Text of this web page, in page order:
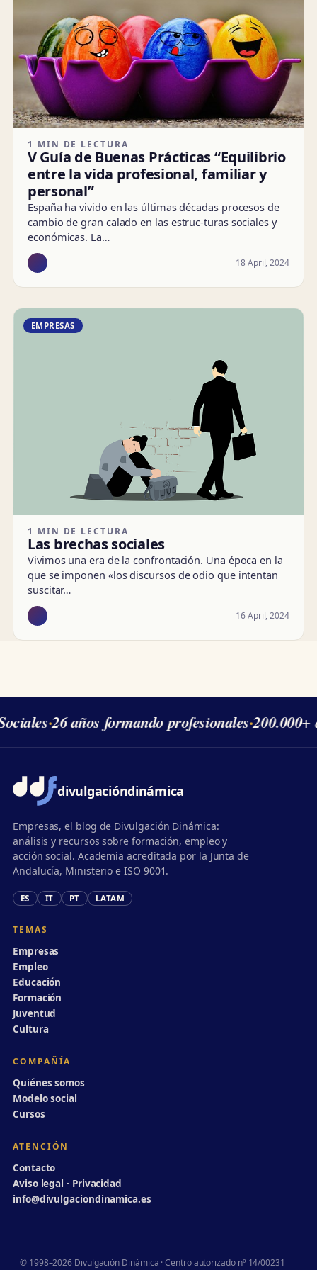
1 MIN DE LECTURA
V Guía de Buenas Prácticas “Equilibrio
entre la vida profesional, familiar y
personal”
España ha vivido en las últimas décadas procesos de
cambio de gran calado en las estruc-turas sociales y
económicas. La…
18 April, 2024
EMPRESAS
1 MIN DE LECTURA
Las brechas sociales
Vivimos una era de la confrontación. Una época en la
que se imponen «los discursos de odio que intentan
suscitar…
16 April, 2024
·26 años formando profesionales·200.000+
divulgacióndinámica
Empresas, el blog de Divulgación Dinámica:
análisis y recursos sobre formación, empleo y
acción social. Academia acreditada por la Junta de
Andalucía, Ministerio e ISO 9001.
ES IT PT LATAM
TEMAS
Empresas
Empleo
Educación
Formación
Juventud
Cultura
COMPAÑÍA
Quiénes somos
Modelo social
Cursos
ATENCIÓN
Contacto
Aviso legal · Privacidad
info@divulgaciondinamica.es
© 1998–2026 Divulgación Dinámica · Centro autorizado nº 14/00231